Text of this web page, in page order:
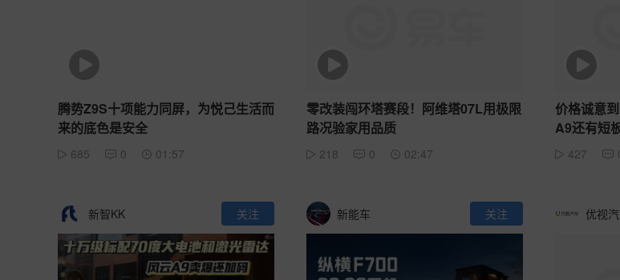
腾势Z9S十项能力同屏，为悦己生活而
来的底色是安全
685 0 01:57
零改装闯环塔赛段！阿维塔07L用极限
路况验家用品质
218 0 02:47
价格诚意
A9还有短
427
新智KK 关注 新能车 关注 优视